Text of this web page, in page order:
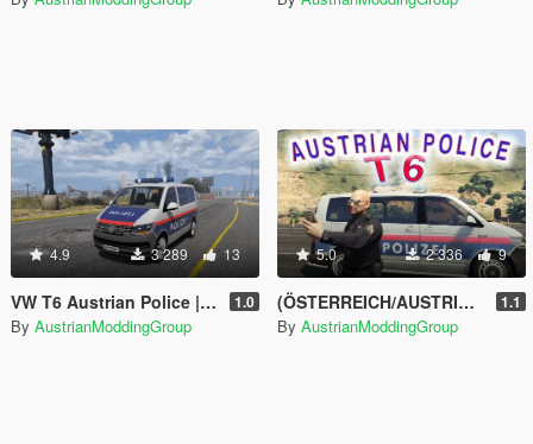
4.9 3 289 13
VW T6 Austrian Police | ELS | ÖSTERREICH 1.0
By AustrianModdingGroup
5.0 2 336 9
(ÖSTERREICH/AUSTRIA) Volkswagen T6 Polizei | Austrian Police | ELS 1.1
By AustrianModdingGroup